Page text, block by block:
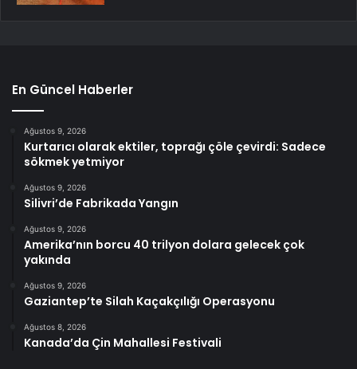
En Güncel Haberler
Ağustos 9, 2026
Kurtarıcı olarak ektiler, toprağı çöle çevirdi: Sadece
sökmek yetmiyor
Ağustos 9, 2026
Silivri’de Fabrikada Yangın
Ağustos 9, 2026
Amerika’nın borcu 40 trilyon dolara gelecek çok
yakında
Ağustos 9, 2026
Gaziantep’te Silah Kaçakçılığı Operasyonu
Ağustos 8, 2026
Kanada’da Çin Mahallesi Festivali